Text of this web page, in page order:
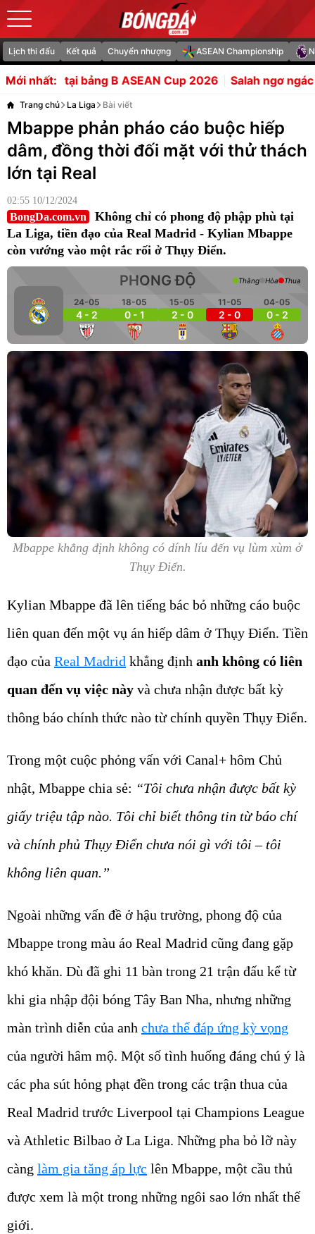
Lịch thi đấu Kết quả Chuyển nhượng ASEAN Championship
Mới nhất:Cup 2026 Salah ngơ ngác với món quà ra mắt
Trang chủ La Liga Bài viết
Mbappe phản pháo cáo buộc hiếp
dâm, đồng thời đối mặt với thử thách
lớn tại Real
02:55 10/12/2024
BongDa.com.vn
Không chỉ có phong độ phập phù tại
La Liga, tiền đạo của Real Madrid - Kylian Mbappe
còn vướng vào một rắc rối ở Thụy Điển.
PHONG ĐỘ
24-05
4 - 2
18-05
0 - 1
15-05
2 - 0
11-05
2 - 0
04-05
0 - 2
Thắng Hòa Thua
Mbappe khẳng định không có dính líu đến vụ lùm xùm ở
Thụy Điển.
Kylian Mbappe đã lên tiếng bác bỏ những cáo buộc
liên quan đến một vụ án hiếp dâm ở Thụy Điển. Tiền
đạo của Real Madrid khẳng định anh không có liên
quan đến vụ việc này và chưa nhận được bất kỳ
thông báo chính thức nào từ chính quyền Thụy Điển.
Trong một cuộc phỏng vấn với Canal+ hôm Chủ
nhật, Mbappe chia sẻ: “Tôi chưa nhận được bất kỳ
giấy triệu tập nào. Tôi chỉ biết thông tin từ báo chí
và chính phủ Thụy Điển chưa nói gì với tôi – tôi
không liên quan.”
Ngoài những vấn đề ở hậu trường, phong độ của
Mbappe trong màu áo Real Madrid cũng đang gặp
khó khăn. Dù đã ghi 11 bàn trong 21 trận đấu kể từ
khi gia nhập đội bóng Tây Ban Nha, nhưng những
màn trình diễn của anh chưa thể đáp ứng kỳ vọng
của người hâm mộ. Một số tình huống đáng chú ý là
các pha sút hỏng phạt đền trong các trận thua của
Real Madrid trước Liverpool tại Champions League
và Athletic Bilbao ở La Liga. Những pha bỏ lỡ này
càng làm gia tăng áp lực lên Mbappe, một cầu thủ
được xem là một trong những ngôi sao lớn nhất thế
giới.